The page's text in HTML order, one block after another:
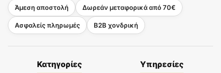
Άμεση αποστολή Δωρεάν μεταφορικά από 70€
Ασφαλείς πληρωμές B2B χονδρική
Κατηγορίες Υπηρεσίες